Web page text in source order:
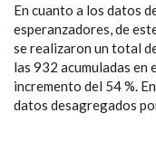
En cuanto a los datos
esperanzadores, de
se realizaron un total
las 932 acumuladas en
incremento del 54 %.
datos desagregados